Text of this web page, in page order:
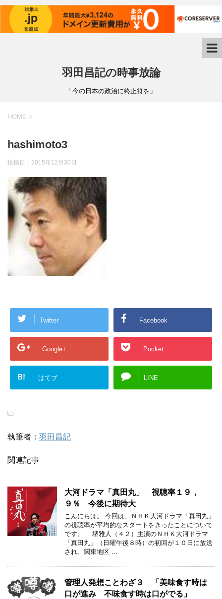
羽田昌記の時事放論
「今の日本の政治に終止符を」
HOME >
hashimoto3
投稿日： 2015年12月30日
Twitter Facebook
Google+ Pocket
B! はてブ LINE
-
執筆者： 羽田昌記
関連記事
大河ドラマ「真田丸」 視聴率１９，
９％ 今後に期待大
こんにちは。 今回は、ＮＨＫ大河ドラマ「真田丸」
の視聴率が平均的なスタートをきったことについて
です。 堺雅人（４２）主演のＮＨＫ大河ドラマ
「真田丸」（日曜午後８時）の初回が１０日に放送
され、関東地区 …
管理人発想ことわざ３ 「美味食す時は
口が進み 不味食す時は口がでる」